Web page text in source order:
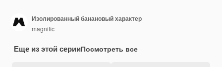
Изолированный банановый характер
magnific
Еще из этой серииПосмотреть все